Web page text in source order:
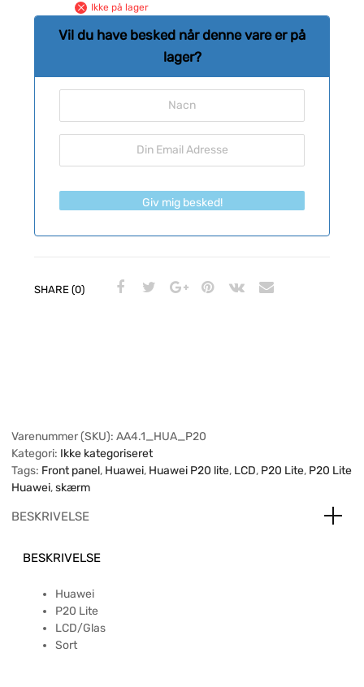
Ikke på lager
Vil du have besked når denne vare er på
lager?
Giv mig besked!
SHARE (0)
Varenummer (SKU): AA4.1_HUA_P20
Kategori: Ikke kategoriseret
Tags: Front panel, Huawei, Huawei P20 lite, LCD, P20 Lite, P20 Lite
Huawei,skærm
BESKRIVELSE
BESKRIVELSE
Huawei
P20 Lite
LCD/Glas
Sort